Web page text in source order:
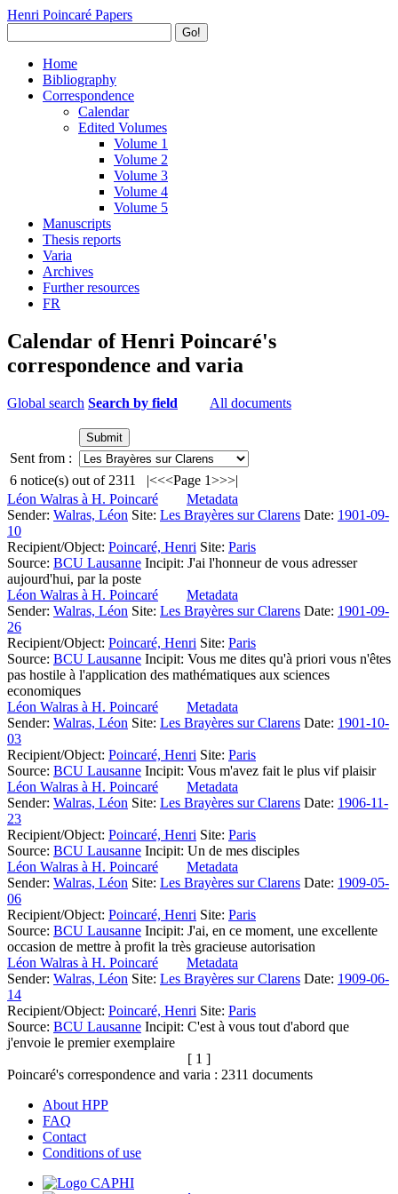
Henri Poincaré Papers
Go!
Home
Bibliography
Correspondence
Calendar
Edited Volumes
Volume 1
Volume 2
Volume 3
Volume 4
Volume 5
Manuscripts
Thesis reports
Varia
Archives
Further resources
FR
Calendar of Henri Poincaré's
correspondence and varia
Global search Search by field All documents
Sent from :
6 notice(s) out of 2311 |<<<Page 1>>>|
Léon Walras à H. Poincaré
Metadata
Sender: Walras, Léon Site: Les Brayères sur Clarens Date: 1901-09-
10
Recipient/Object: Poincaré, Henri Site: Paris
Source: BCU Lausanne Incipit: J'ai l'honneur de vous adresser
aujourd'hui, par la poste
Léon Walras à H. Poincaré
Metadata
Sender: Walras, Léon Site: Les Brayères sur Clarens Date: 1901-09-
26
Recipient/Object: Poincaré, Henri Site: Paris
Source: BCU Lausanne Incipit: Vous me dites qu'à priori vous n'êtes
pas hostile à l'application des mathématiques aux sciences
economiques
Léon Walras à H. Poincaré
Metadata
Sender: Walras, Léon Site: Les Brayères sur Clarens Date: 1901-10-
03
Recipient/Object: Poincaré, Henri Site: Paris
Source: BCU Lausanne Incipit: Vous m'avez fait le plus vif plaisir
Léon Walras à H. Poincaré
Metadata
Sender: Walras, Léon Site: Les Brayères sur Clarens Date: 1906-11-
23
Recipient/Object: Poincaré, Henri Site: Paris
Source: BCU Lausanne Incipit: Un de mes disciples
Léon Walras à H. Poincaré
Metadata
Sender: Walras, Léon Site: Les Brayères sur Clarens Date: 1909-05-
06
Recipient/Object: Poincaré, Henri Site: Paris
Source: BCU Lausanne Incipit: J'ai, en ce moment, une excellente
occasion de mettre à profit la très gracieuse autorisation
Léon Walras à H. Poincaré
Metadata
Sender: Walras, Léon Site: Les Brayères sur Clarens Date: 1909-06-
14
Recipient/Object: Poincaré, Henri Site: Paris
Source: BCU Lausanne Incipit: C'est à vous tout d'abord que
j'envoie le premier exemplaire
[ 1 ]
Poincaré's correspondence and varia : 2311 documents
About HPP
FAQ
Contact
Conditions of use